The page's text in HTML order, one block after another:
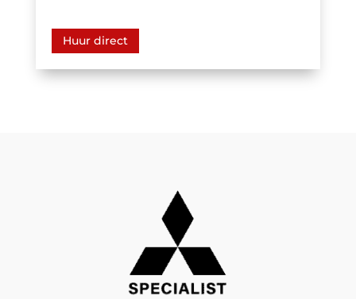
Huur direct